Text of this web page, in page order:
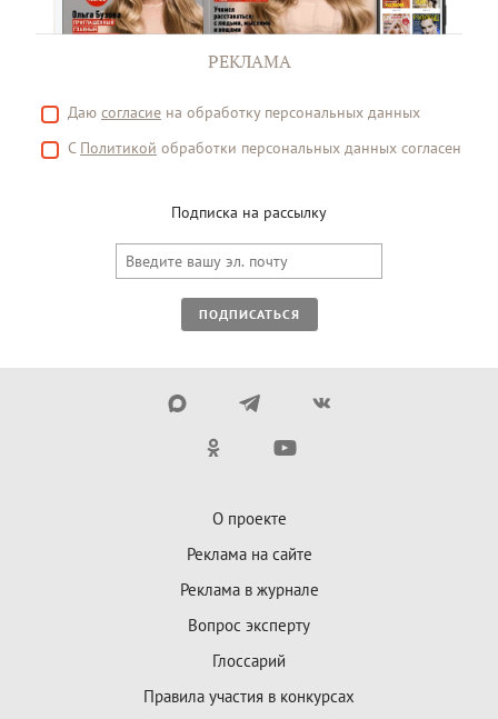
РЕКЛАМА
Даю согласие на обработку персональных данных
С Политикой обработки персональных данных согласен
Подписка на рассылку
ПОДПИСАТЬСЯ
О проекте
Реклама на сайте
Реклама в журнале
Вопрос эксперту
Глоссарий
Правила участия в конкурсах